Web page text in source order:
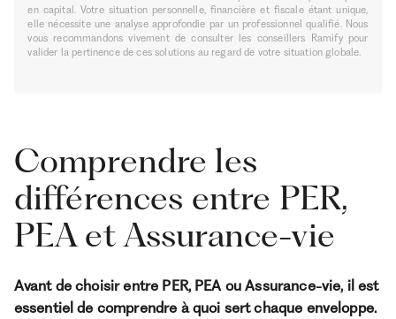
en capital. Votre situation personnelle, financière et fiscale étant unique,
elle nécessite une analyse approfondie par un professionnel qualifié. Nous
vous recommandons vivement de consulter les conseillers Ramify pour
valider la pertinence de ces solutions au regard de votre situation globale.
Comprendre les
différences entre PER,
PEA et Assurance-vie
Avant de choisir entre PER, PEA ou Assurance-vie, il est
essentiel de comprendre à quoi sert chaque enveloppe.